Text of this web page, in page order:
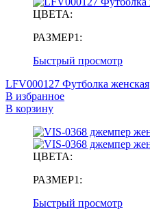
ЦВЕТА:
РАЗМЕР1:
Быстрый просмотр
LFV000127 Футболка женская
В избранное
В корзину
ЦВЕТА:
РАЗМЕР1:
Быстрый просмотр